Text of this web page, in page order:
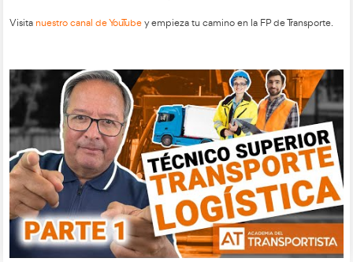
Entorno de trabajo desorganizado o mal iluminado.
Mal estado de la carretilla o carga mal colocada.
Presencia de personas en zonas de circulación.
Riesgos ergonómicos
Posturas forzadas y repetitivas, sobrecargas y mala
asiento.
Se previenen ajustando el puesto, haciendo pausas y
mucho peso.
Riesgos higiénicos
Ruido, polvo, gases, vibraciones y temperaturas